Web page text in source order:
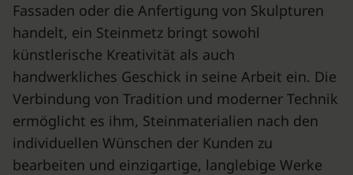
Fassaden oder die Anfertigung von Skulpturen
handelt, ein Steinmetz bringt sowohl
künstlerische Kreativität als auch
handwerkliches Geschick in seine Arbeit ein. Die
Verbindung von Tradition und moderner Technik
ermöglicht es ihm, Steinmaterialien nach den
individuellen Wünschen der Kunden zu
bearbeiten und einzigartige, langlebige Werke